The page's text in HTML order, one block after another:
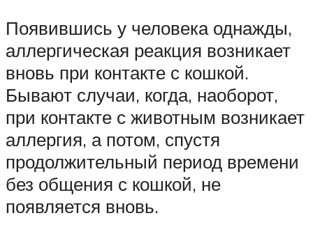
Появившись у человека однажды,
аллергическая реакция возникает
вновь при контакте с кошкой.
Бывают случаи, когда, наоборот,
при контакте с животным возникает
аллергия, а потом, спустя
продолжительный период времени
без общения с кошкой, не
появляется вновь.